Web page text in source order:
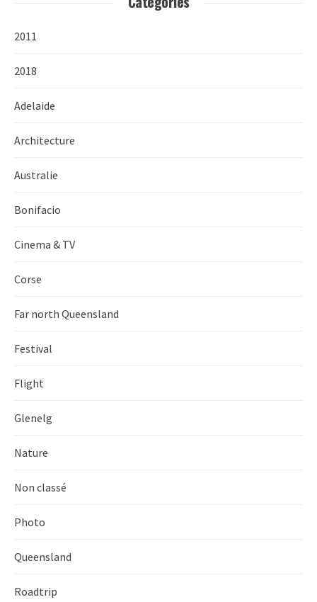
2011
2018
Adelaide
Architecture
Australie
Bonifacio
Cinema & TV
Corse
Far north Queensland
Festival
Flight
Glenelg
Nature
Non classé
Photo
Queensland
Roadtrip